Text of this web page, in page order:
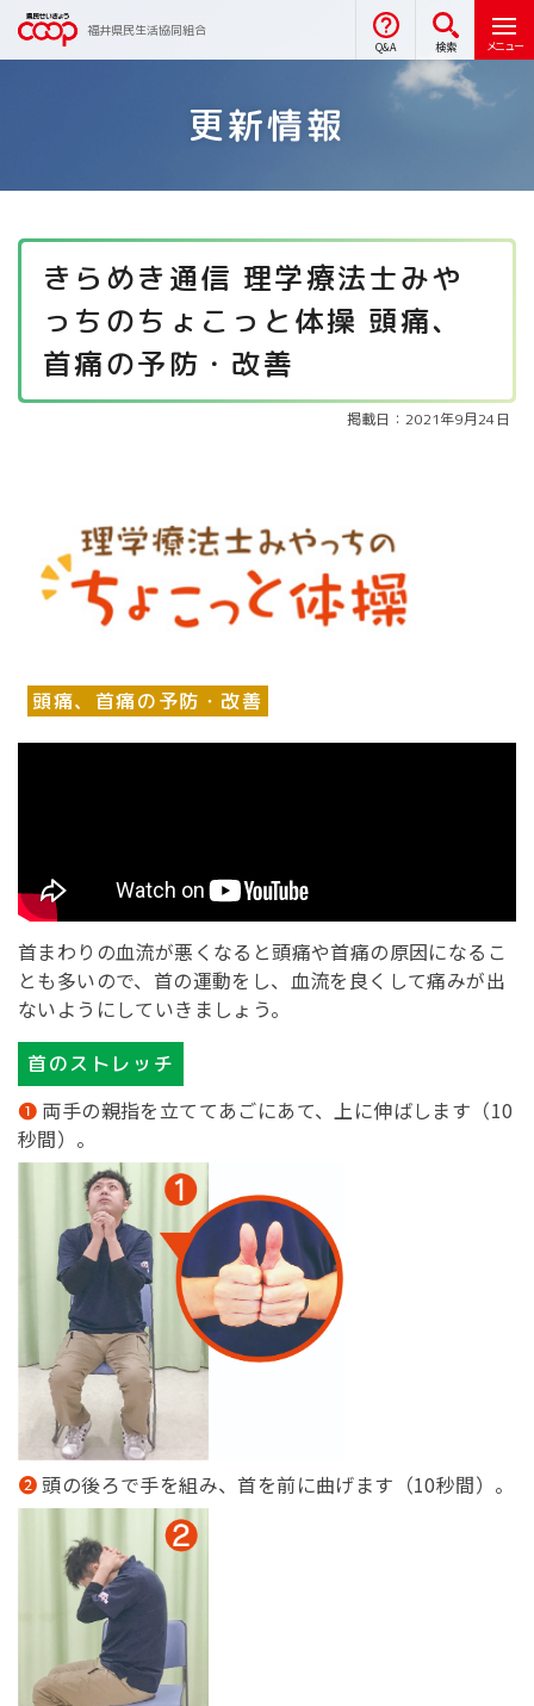
福井県民生活協同組合
Q&A 検索 メニュー
更新情報
きらめき通信 理学療法士みや
っちのちょこっと体操 頭痛、
首痛の予防・改善
掲載日：2021年9月24日
頭痛、首痛の予防・改善
首まわりの血流が悪くなると頭痛や首痛の原因になるこ
とも多いので、首の運動をし、血流を良くして痛みが出
ないようにしていきましょう。
首のストレッチ
両手の親指を立ててあごにあて、上に伸ばします（10
秒間）。
頭の後ろで手を組み、首を前に曲げます（10秒間）。